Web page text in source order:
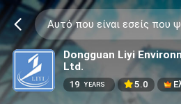
Dongguan Liyi
Ltd.
19 YEARS 5.0